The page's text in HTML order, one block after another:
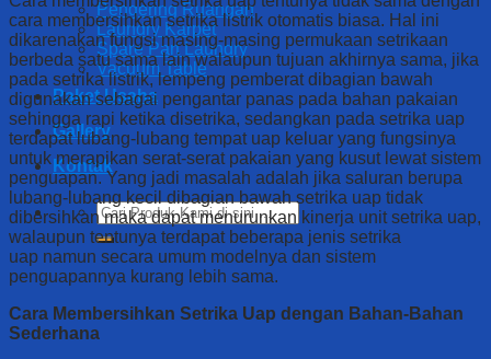
Pengering Ruangan
Laundry Karpet
Spare Part Laundry
Vacuum Table
Paket Usaha
Gallery
Kontak
Search
for:
cara membersihkan setrika listrik otomatis biasa. Hal ini
dikarenakan fungsi masing-masing permukaan setrikaan
berbeda satu sama lain walaupun tujuan akhirnya sama, jika
pada setrika listrik, lempeng pemberat dibagian bawah
digunakan sebagai pengantar panas pada bahan pakaian
sehingga rapi ketika disetrika, sedangkan pada setrika uap
terdapat lubang-lubang tempat uap keluar yang fungsinya
untuk merapikan serat-serat pakaian yang kusut lewat sistem
penguapan. Yang jadi masalah adalah jika saluran berupa
lubang-lubang kecil dibagian bawah setrika uap tidak
dibersihkan maka dapat menurunkan kinerja unit setrika uap,
walaupun tentunya terdapat beberapa jenis setrika
uap namun secara umum modelnya dan sistem
penguapannya kurang lebih sama.
Cara Membersihkan Setrika Uap dengan Bahan-Bahan
Sederhana